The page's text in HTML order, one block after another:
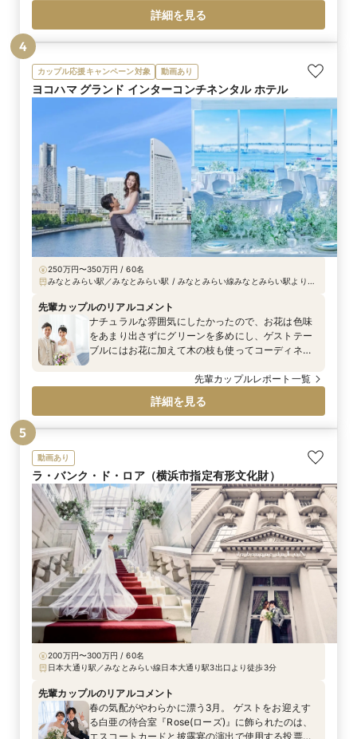
ンスが良く、スタイルの良さが際立っていらっしゃ
いました。バックスタイルはフリルとチュールが重
詳細を見る
カップル応援キャンペーン対象 動画あり
ヨコハマ グランド インターコンチネンタル ホテル
250万円〜350万円 / 60名
みなとみらい駅／みなとみらい駅 / みなとみらい線みなとみらい駅より徒
速／みなとみらい出口より車で2分
先輩カップルのリアルコメント
ナチュラルな雰囲気にしたかったので、お花は色味
をあまり出さずにグリーンを多めにし、ゲストテー
ブルにはお花に加えて木の枝も使ってコーディネー
び、木製のメニュー立てを使ってテーブルにセット
しました。また、しっとりとした空気にしたくな
かったことと、せっかくベイビューを選んだので、
メージのパーティになるようにと、プランナーさん
からオネエの司会者を紹介してもらいました。おか
げでパーティは大盛況で私たちのテーマに添えた
パーティになりました♪
先輩カップルレポート一覧
詳細を見る
4
動画あり
ラ・バンク・ド・ロア（横浜市指定有形文化財）
200万円〜300万円 / 60名
日本大通り駅／みなとみらい線日本大通り駅3出口より徒歩3分
先輩カップルのリアルコメント
春の気配がやわらかに漂う3月。 ゲストをお迎えす
る白亜の待合室『Rose(ローズ)』に飾られたのは、
エスコートカードと披露宴の演出で使用する投票
5